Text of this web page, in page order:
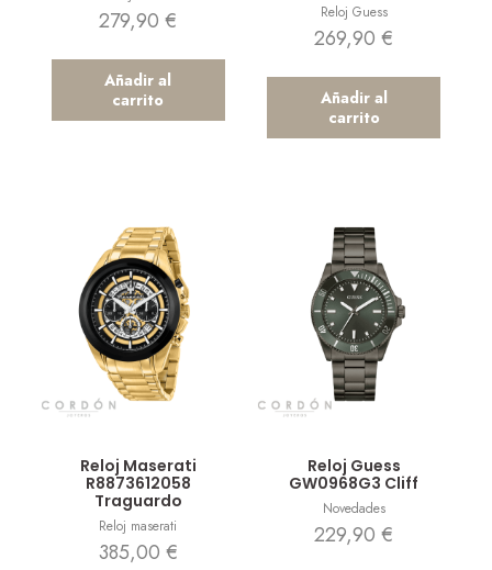
279,90€
Añadir al
carrito
Reloj Guess
269,90€
Añadir al
carrito
Reloj Maserati
R8873612058
Traguardo
Reloj maserati
385,00 €
Reloj Guess
GW0968G3 Cliff
Novedades
229,90€